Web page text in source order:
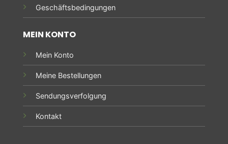
Geschäftsbedingungen
MEIN KONTO
Mein Konto
Meine Bestellungen
Sendungsverfolgung
Kontakt